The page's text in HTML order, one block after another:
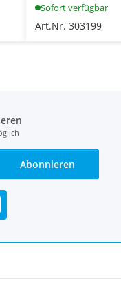
Sofort verfügbar
Art.Nr. 303199
Abonnieren